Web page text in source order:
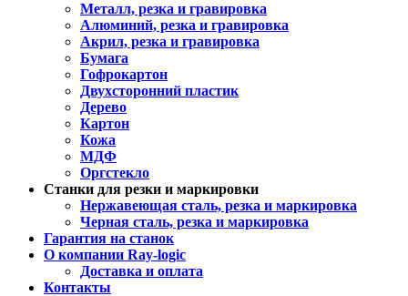
Металл, резка и гравировка
Алюминий, резка и гравировка
Акрил, резка и гравировка
Бумага
Гофрокартон
Двухсторонний пластик
Дерево
Картон
Кожа
МДФ
Оргстекло
Станки для резки и маркировки
Нержавеющая сталь, резка и маркировка
Черная сталь, резка и маркировка
Гарантия на станок
О компании Ray-logic
Доставка и оплата
Контакты